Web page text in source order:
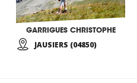
GARRIGUES CHRISTOPHE
JAUSIERS (04850)